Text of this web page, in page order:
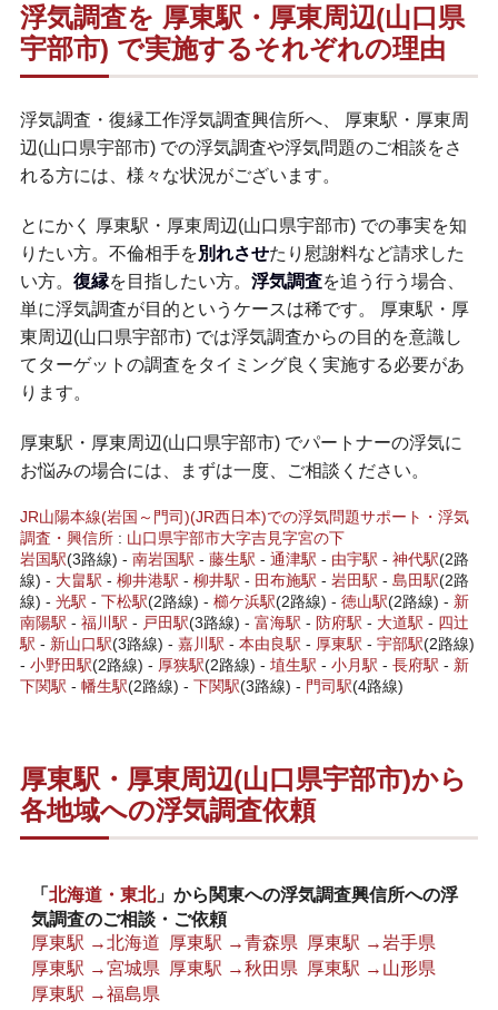
浮気調査を 厚東駅・厚東周辺(山口県
宇部市) で実施するそれぞれの理由
浮気調査・復縁工作浮気調査興信所へ、 厚東駅・厚東周
辺(山口県宇部市) での浮気調査や浮気問題のご相談をさ
れる方には、様々な状況がございます。
とにかく 厚東駅・厚東周辺(山口県宇部市) での事実を知
りたい方。不倫相手を別れさせたり慰謝料など請求した
い方。 復縁を目指したい方。 浮気調査を追う行う場合、
単に浮気調査が目的というケースは稀です。 厚東駅・厚
東周辺(山口県宇部市) では浮気調査からの目的を意識し
てターゲットの調査をタイミング良く実施する必要があ
ります。
厚東駅・厚東周辺(山口県宇部市) でパートナーの浮気に
お悩みの場合には、まずは一度、ご相談ください。
JR山陽本線(岩国～門司)(JR西日本)での浮気問題サポート・浮気
調査・興信所 : 山口県宇部市大字吉見字宮の下
岩国駅(3路線) - 南岩国駅 - 藤生駅 - 通津駅 - 由宇駅 - 神代駅(2路
線) - 大畠駅 - 柳井港駅 - 柳井駅 - 田布施駅 - 岩田駅 - 島田駅(2路
線) - 光駅 - 下松駅(2路線) - 櫛ケ浜駅(2路線) - 徳山駅(2路線) - 新
南陽駅 - 福川駅 - 戸田駅(3路線) - 富海駅 - 防府駅 - 大道駅 - 四辻
駅 - 新山口駅(3路線) - 嘉川駅 - 本由良駅 - 厚東駅 - 宇部駅(2路線)
- 小野田駅(2路線) - 厚狭駅(2路線) - 埴生駅 - 小月駅 - 長府駅 - 新
下関駅 - 幡生駅(2路線) - 下関駅(3路線) - 門司駅(4路線)
厚東駅・厚東周辺(山口県宇部市)から
各地域への浮気調査依頼
「北海道・東北」から関東への浮気調査興信所への浮
気調査のご相談・ご依頼
厚東駅 →北海道
厚東駅 →青森県
厚東駅 →岩手県
厚東駅 →宮城県
厚東駅 →秋田県
厚東駅 →山形県
厚東駅 →福島県